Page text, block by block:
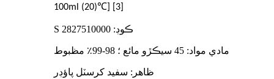
100ml (20)℃ ] [3]
S ڪوڊ: 2827510000
مادي مواد: 45 سيڪڙو مائع ؛ 98-99٪ مظبوط
ظاهر: سفيد کرسٽل پاؤڊر